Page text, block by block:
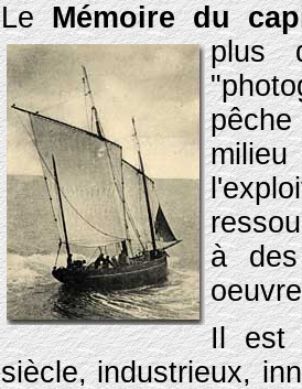
LeMémoire du
plus
à
Il est
siècle, industrieux,